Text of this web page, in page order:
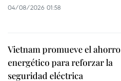
04/08/2026 01:58
Vietnam promueve el ahorro
energético para reforzar la
seguridad eléctrica